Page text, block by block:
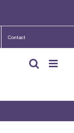
Contact